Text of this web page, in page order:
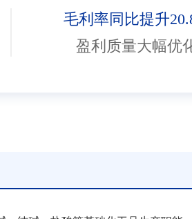
毛利率同比提升
盈利质量大幅优